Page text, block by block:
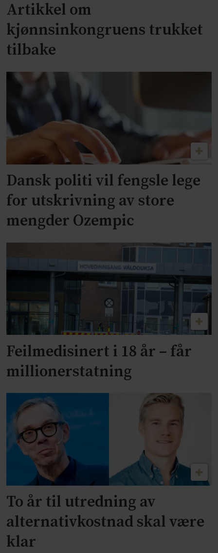
Artikkel om
kjønnsinkongruens trukket
tilbake
Dansk politi vil fengsle lege
for utskrivning av store
mengder Ozempic
Feilmedisinert i 18 år – får
millionerstatning
To år til utredning av
alternativkostnad skal være
klar